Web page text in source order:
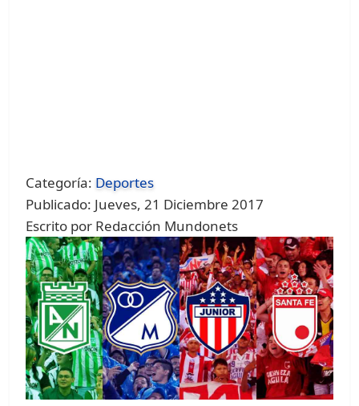
Categoría: Deportes
Publicado: Jueves, 21 Diciembre 2017
Escrito por Redacción Mundonets